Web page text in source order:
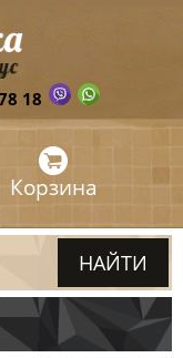
18
Корзина